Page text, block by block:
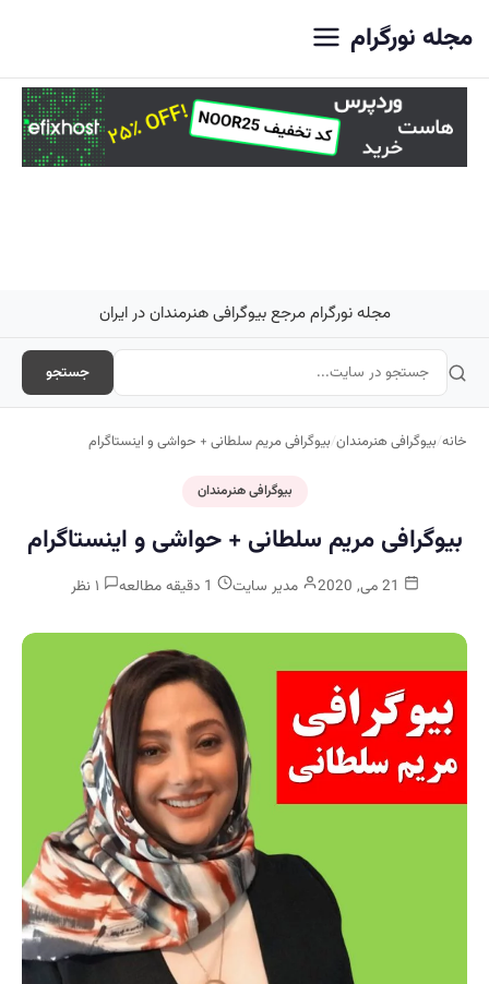
مجله نورگرام
مجله نورگرام مرجع بیوگرافی هنرمندان در ایران
جستجو
خانه/بیوگرافی هنرمندان/بیوگرافی مریم سلطانی + حواشی و اینستاگرام
بیوگرافی هنرمندان
بیوگرافی مریم سلطانی + حواشی و اینستاگرام
مدیر سایت